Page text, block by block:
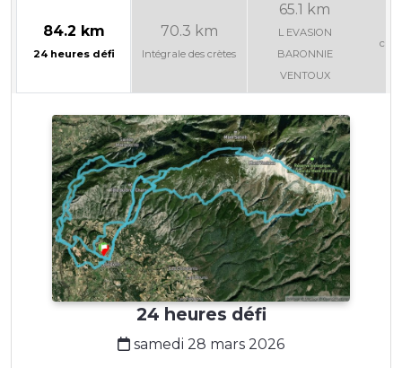
84.2 km
24 heures défi
70.3 km
Intégrale des crètes
65.1 km
L EVASION
BARONNIE
VENTOUX
24 heures défi
samedi 28 mars 2026